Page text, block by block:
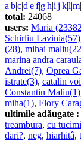
a|b|c|d|e|f|g|h|i|j|k|l|m|
total: 24068
users: Maria
Schirliu Lavinia(57)
(28), mihai
marina andra
Andrei(7), Oprea
istrate(3), catalin
Constantin Maliu(1)
miha(1), Flory
ultimile adăugate :
treambura, cu tucimi
dari?, neg, hiarhitâ,